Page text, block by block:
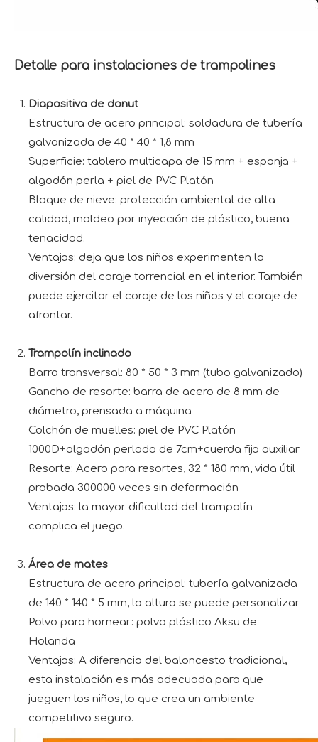
Detalle para instalaciones de trampolines
Diapositiva de donut
Estructura de acero principal: soldadura de tubería
galvanizada de 40 * 40 * 1,8 mm
Superficie: tablero multicapa de 15 mm + esponja +
algodón perla + piel de PVC Platón
Bloque de nieve: protección ambiental de alta
calidad, moldeo por inyección de plástico, buena
tenacidad.
Ventajas: deja que los niños experimenten la
diversión del coraje torrencial en el interior. También
puede ejercitar el coraje de los niños y el coraje de
afrontar.
Trampolín inclinado
Barra transversal: 80 * 50 * 3 mm (tubo galvanizado)
Gancho de resorte: barra de acero de 8 mm de
diámetro, prensada a máquina
Colchón de muelles: piel de PVC Platón
1000D+algodón perlado de 7cm+cuerda fija auxiliar
Resorte: Acero para resortes, 32 * 180 mm, vida útil
probada 300000 veces sin deformación
Ventajas: la mayor dificultad del trampolín
complica el juego.
Área de mates
Estructura de acero principal: tubería galvanizada
de 140 * 140 * 5 mm, la altura se puede personalizar
Polvo para hornear: polvo plástico Aksu de
Holanda
Ventajas: A diferencia del baloncesto tradicional,
esta instalación es más adecuada para que
jueguen los niños, lo que crea un ambiente
competitivo seguro.